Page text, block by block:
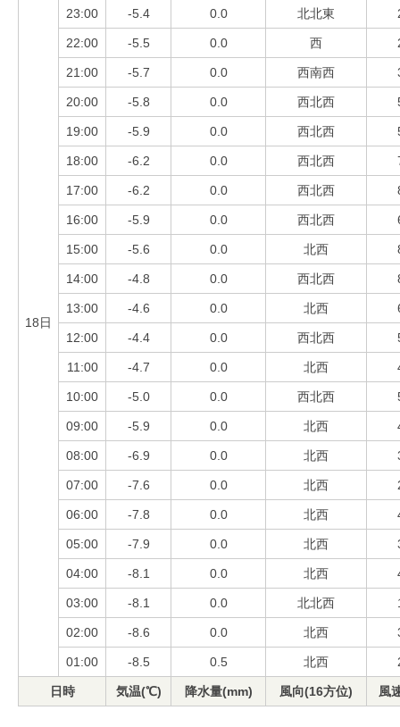
18日
23:00 -5.4 0.0 北北東
22:00 -5.5 0.0 西
21:00 -5.7 0.0 西南西
20:00 -5.8 0.0 西北西
19:00 -5.9 0.0 西北西
18:00 -6.2 0.0 西北西
17:00 -6.2 0.0 西北西
16:00 -5.9 0.0 西北西
15:00 -5.6 0.0 北西
14:00 -4.8 0.0 西北西
13:00 -4.6 0.0 北西
12:00 -4.4 0.0 西北西
11:00 -4.7 0.0 北西
10:00 -5.0 0.0 西北西
09:00 -5.9 0.0 北西
08:00 -6.9 0.0 北西
07:00 -7.6 0.0 北西
06:00 -7.8 0.0 北西
05:00 -7.9 0.0 北西
04:00 -8.1 0.0 北西
03:00 -8.1 0.0 北北西
02:00 -8.6 0.0 北西
01:00 -8.5 0.5 北西
日時 気温(℃) 降水量(mm) 風向(16方位) 風